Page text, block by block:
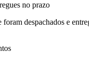
no prazo
foram despachados e